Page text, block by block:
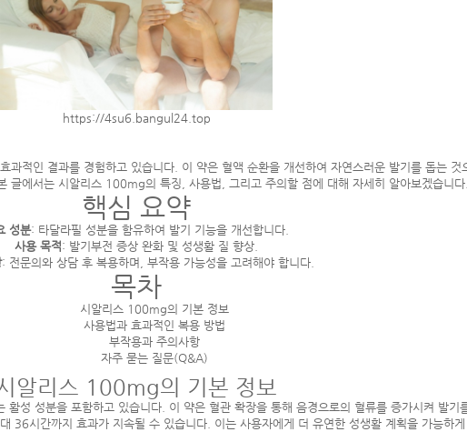
https://4su6.bangul24.top
적인 결과를 경험하고 있습니다. 이 약은 혈액 순환을 개선하여 자연스러운 발기를 돕는 것
글에서는 시알리스 100mg의 특징, 사용법, 그리고 주의할 점에 대해 자세히 알아보겠습니다.
핵심 요약
성분: 타달라필 성분을 함유하여 발기 기능을 개선합니다.
사용 목적: 발기부전 증상 완화 및 성생활 질 향상.
: 전문의와 상담 후 복용하며, 부작용 가능성을 고려해야 합니다.
목차
시알리스 100mg의 기본 정보
사용법과 효과적인 복용 방법
부작용과 주의사항
자주 묻는 질문(Q&A)
알리스 100mg의 기본 정보
성 성분을 포함하고 있습니다. 이 약은 혈관 확장을 통해 음경으로의 혈류를 증가시켜 발기
36시간까지 효과가 지속될 수 있습니다. 이는 사용자에게 더 유연한 성생활 계획을 가능하